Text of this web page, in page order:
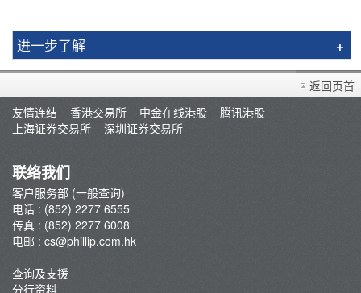
进一步了解
买卖衍生产品须知
开设户口
查询及支援
转入股票
孖展及利率
佣金及收费资料
表格下载
常见问题
返回页首
友情连结
香港交易所 中金在线港股
腾讯港股
上海证券交易所
深圳证券交易所
联络我们
客户服务部 (一般查询)
电话 : (852) 2277 6555
传真 : (852) 2277 6008
电邮 : cs@phillip.com.hk
查询及支援
分行资料